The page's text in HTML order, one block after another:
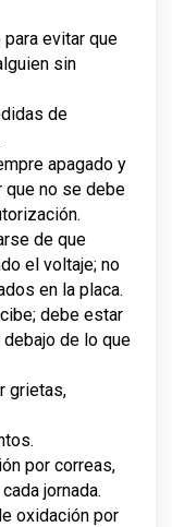
evitar que
sin
de
apagado y
que no se debe
de que
el voltaje; no
en la placa.
debe estar
de lo que
grietas,
por correas,
jornada.
oxidación por